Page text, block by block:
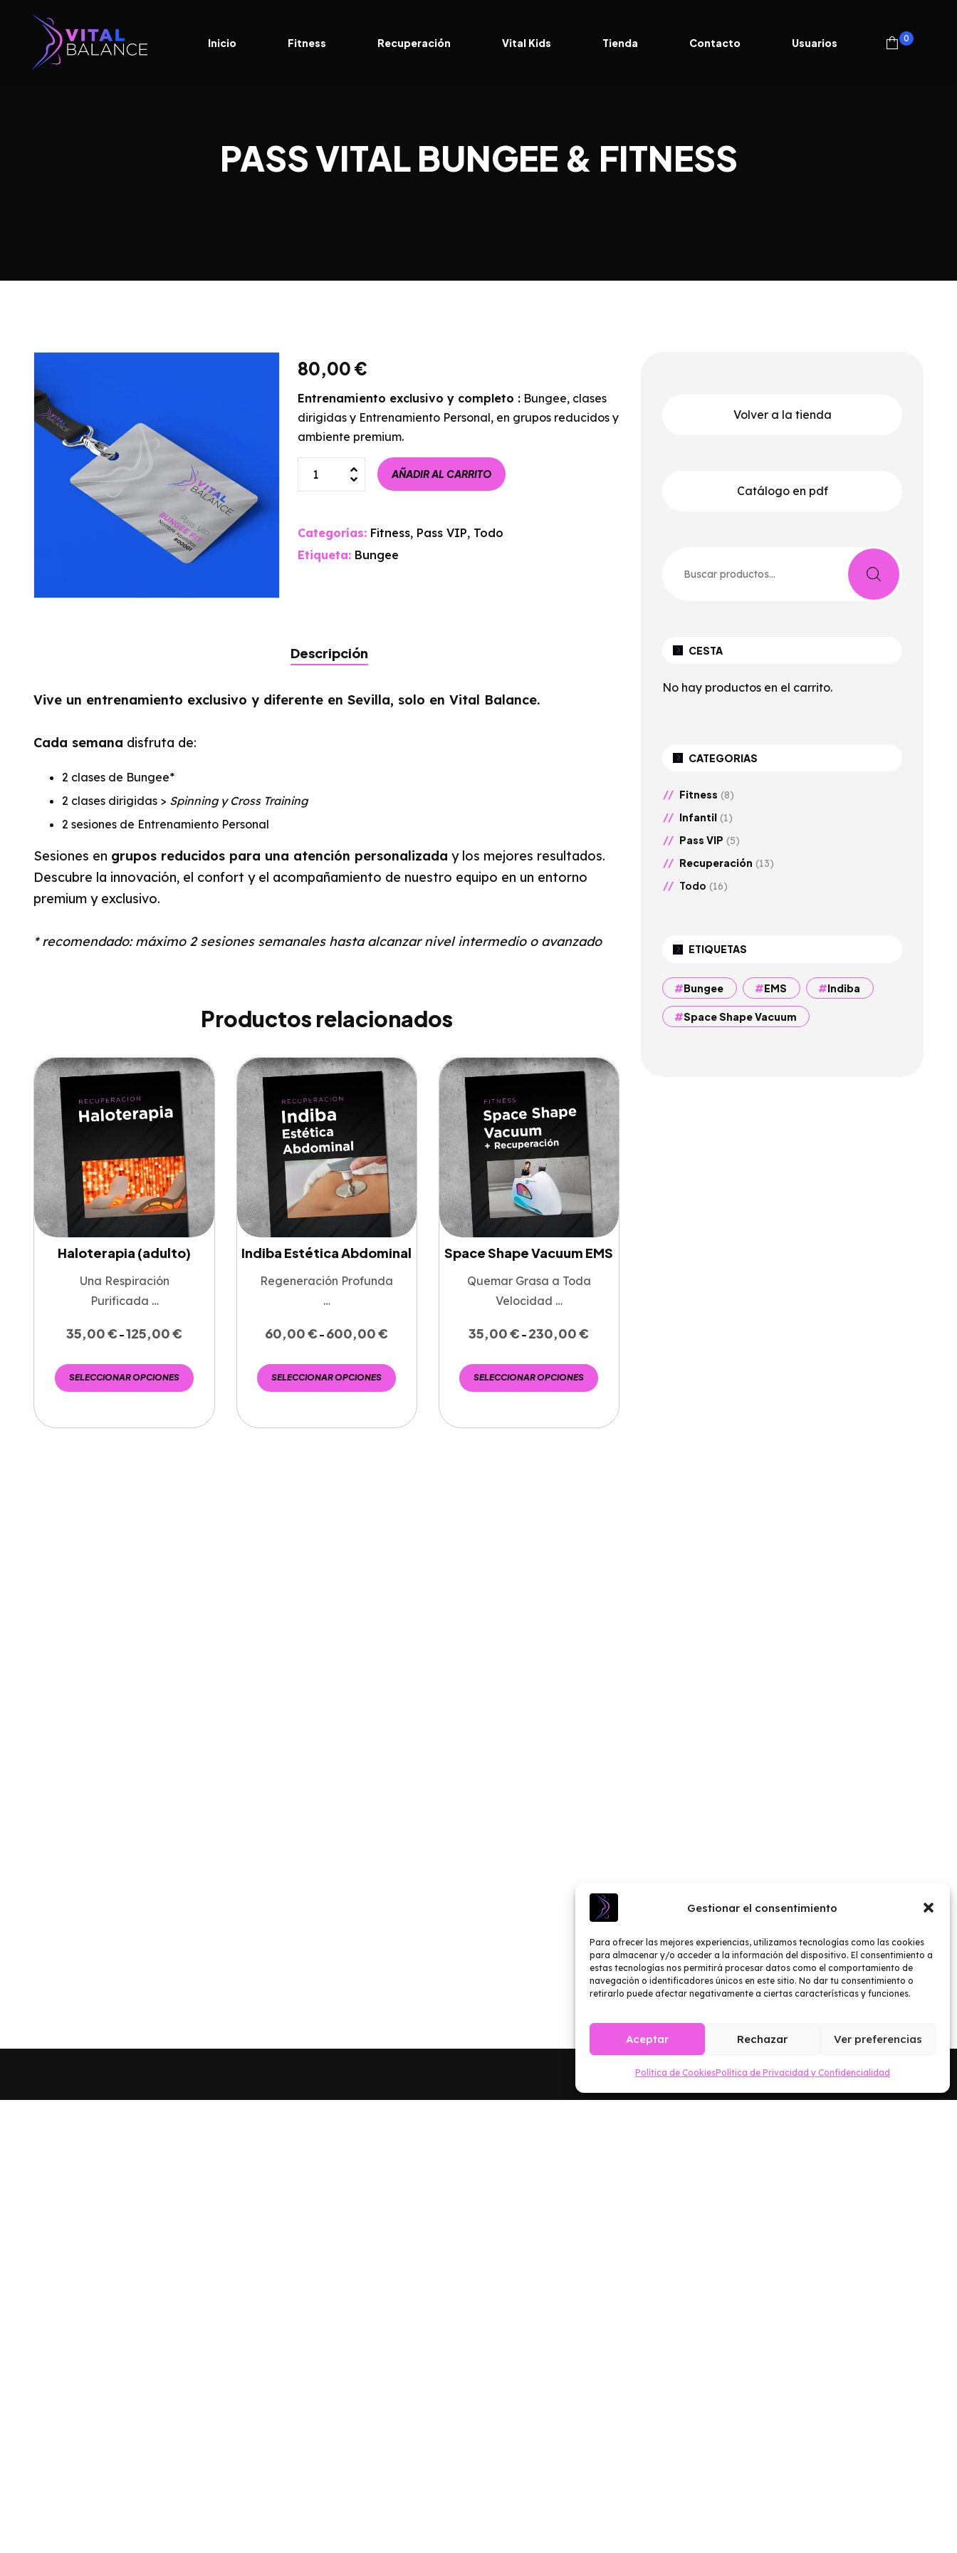
Gestionar el consentimiento
Para ofrecer las mejores experiencias, utilizamos tecnologías como las cookies
para almacenar y/o acceder a la información del dispositivo. El consentimiento a
estas tecnologías nos permitirá procesar datos como el comportamiento de
navegación o identificadores únicos en este sitio. No dar tu consentimiento o
retirarlo puede afectar negativamente a ciertas características y funciones.
Aceptar Rechazar Ver preferencias
Política de CookiesPolítica de Privacidad y Confidencialidad
Inicio Fitness Recuperación Vital Kids Tienda Contacto Usuarios 0
PASS VITAL BUNGEE & FITNESS
80,00 €
Entrenamiento exclusivo y completo :Bungee, clases
dirigidas y Entrenamiento Personal, en grupos reducidos y
ambiente premium.
AÑADIR AL CARRITO
Categorías: Fitness, Pass VIP, Todo
Etiqueta: Bungee
Descripción
Vive un entrenamiento exclusivo y diferente en Sevilla, solo en Vital Balance.
Cada semana disfruta de:
2 clases de Bungee*
2 clases dirigidas > Spinning y Cross Training
2 sesiones de Entrenamiento Personal
Sesiones en grupos reducidos para una atención personalizada y los mejores resultados.
Descubre la innovación, el confort y el acompañamiento de nuestro equipo en un entorno
premium y exclusivo.
* recomendado: máximo 2 sesiones semanales hasta alcanzar nivel intermedio o avanzado
Productos relacionados
Haloterapia (adulto)
Una Respiración
Purificada …
35,00€-125,00€
SELECCIONAR OPCIONES
Indiba Estética Abdominal
Regeneración Profunda
…
60,00€- 600,00€
SELECCIONAR OPCIONES
Space Shape Vacuum EMS
Quemar Grasa a Toda
Velocidad …
35,00€- 230,00€
SELECCIONAR OPCIONES
Volver a la tienda
Catálogo en pdf
CESTA
No hay productos en el carrito.
CATEGORIAS
Fitness (8)
Infantil (1)
Pass VIP (5)
Recuperación (13)
Todo (16)
ETIQUETAS
Bungee EMS Indiba
Space Shape Vacuum